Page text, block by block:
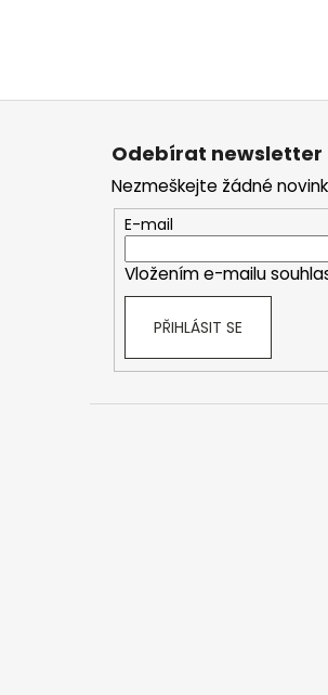
Odebírat newsletter
Nezmeškejte žádné
E-mail
Vložením e-mailu
PŘIHLÁSIT SE